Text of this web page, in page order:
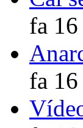
fa 16
fa 16